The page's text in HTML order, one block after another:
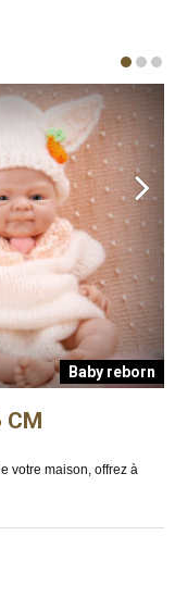
Baby reborn
CM
votre maison, offrez à